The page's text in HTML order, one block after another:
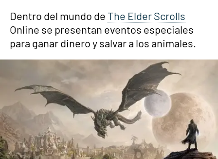
Dentro del mundo de The Elder Scrolls
Online se presentan eventos especiales
para ganar dinero y salvar a los animales.